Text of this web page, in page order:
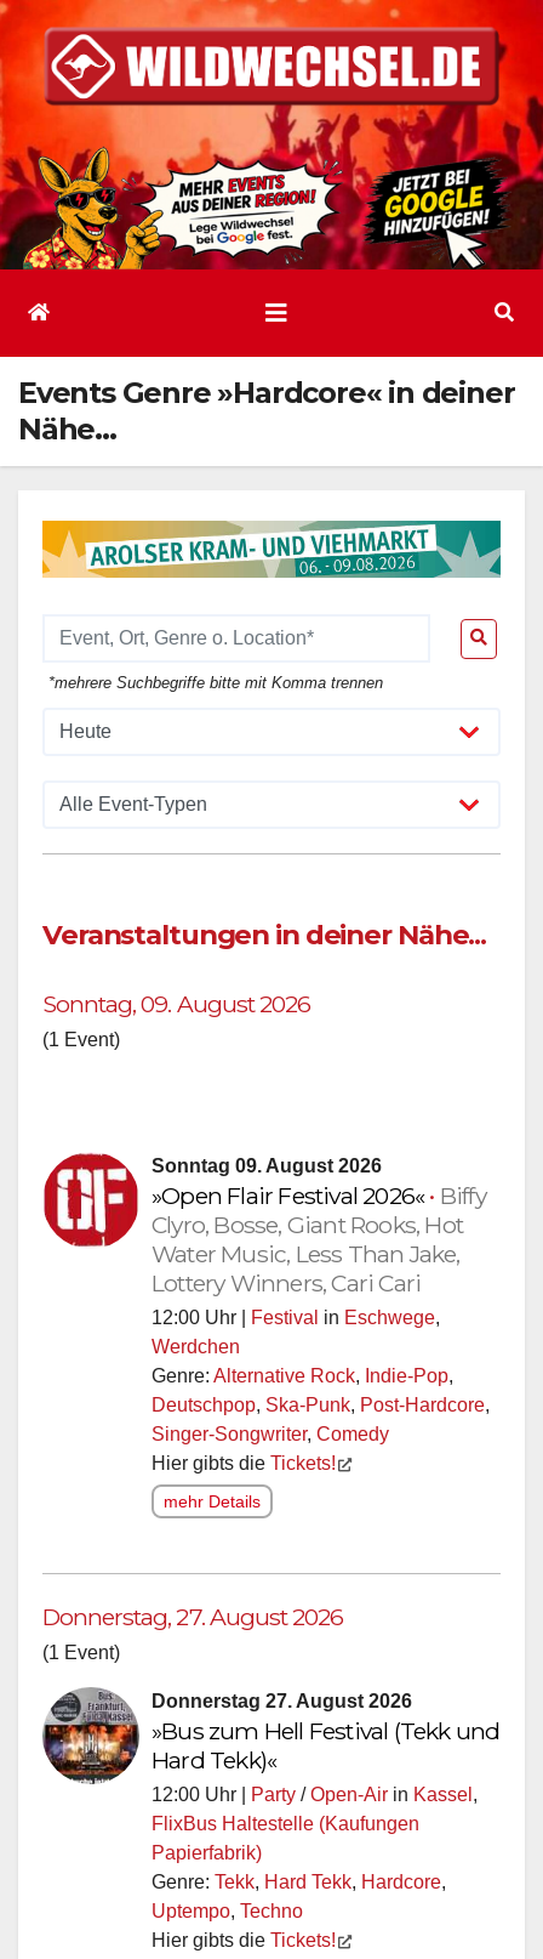
Inhalt
springen
Events Genre »Hardcore« in deiner
Nähe…
*mehrere Suchbegriffe bitte mit Komma trennen
Veranstaltungen in deiner Nähe...
Sonntag, 09. August 2026
(1 Event)
Sonntag 09. August 2026
»Open Flair Festival 2026«• Biffy
Clyro, Bosse, Giant Rooks, Hot
Water Music, Less Than Jake,
Lottery Winners, Cari Cari
12:00 Uhr | Festival in Eschwege,
Werdchen
Genre: Alternative Rock, Indie-Pop,
Deutschpop, Ska-Punk, Post-Hardcore,
Singer-Songwriter, Comedy
Hier gibts die Tickets!
mehr Details
Donnerstag, 27. August 2026
(1 Event)
Donnerstag 27. August 2026
»Bus zum Hell Festival (Tekk und
Hard Tekk)«
12:00 Uhr | Party /Open-Air in Kassel ,
FlixBus Haltestelle (Kaufungen
Papierfabrik)
Genre: Tekk, Hard Tekk, Hardcore,
Uptempo, Techno
Hier gibts die Tickets!